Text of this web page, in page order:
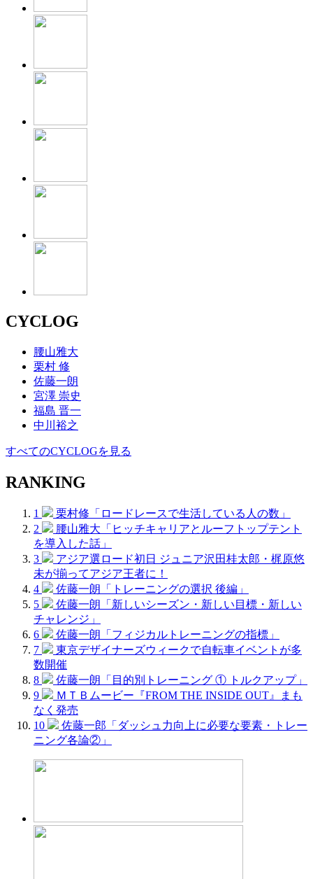
CYCLOG
腰山雅大
栗村 修
佐藤一朗
宮澤 崇史
福島 晋一
中川裕之
すべてのCYCLOGを見る
RANKING
1
栗村修「ロードレースで生活している人の数」
2
腰山雅大「ヒッチキャリアとルーフトップテント
を導入した話」
3
アジア選ロード初日 ジュニア沢田桂太郎・梶原悠
未が揃ってアジア王者に！
4
佐藤一朗「トレーニングの選択 後編」
5
佐藤一朗「新しいシーズン・新しい目標・新しい
チャレンジ」
6
佐藤一朗「フィジカルトレーニングの指標」
7
東京デザイナーズウィークで自転車イベントが多
数開催
8
佐藤一朗「目的別トレーニング ① トルクアップ」
9
ＭＴＢムービー『FROM THE INSIDE OUT』まも
なく発売
10
佐藤一郎「ダッシュ力向上に必要な要素・トレー
ニング各論②」